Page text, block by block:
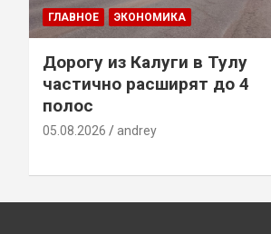
ГЛАВНОЕ ЭКОНОМИКА
Дорогу из Калуги в Тулу
частично расширят до 4
полос
05.08.2026 andrey